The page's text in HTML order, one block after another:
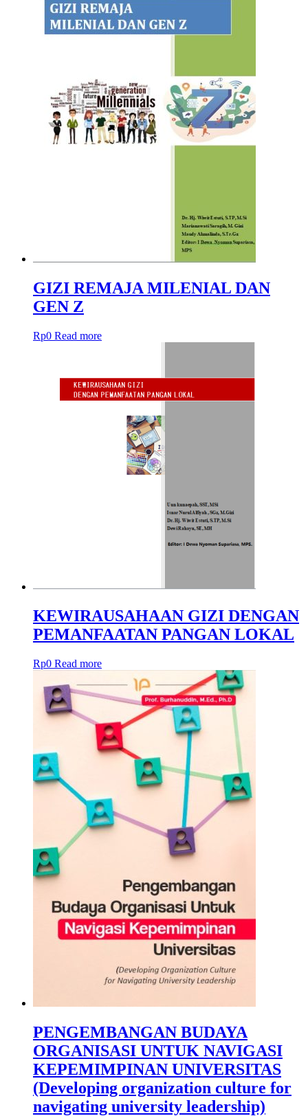
GIZI REMAJA MILENIAL DAN
GEN Z
Rp0 Read more
KEWIRAUSAHAAN GIZI DENGAN
PEMANFAATAN PANGAN LOKAL
Rp0 Read more
PENGEMBANGAN BUDAYA
ORGANISASI UNTUK NAVIGASI
KEPEMIMPINAN UNIVERSITAS
(Developing organization culture for
navigating university leadership)